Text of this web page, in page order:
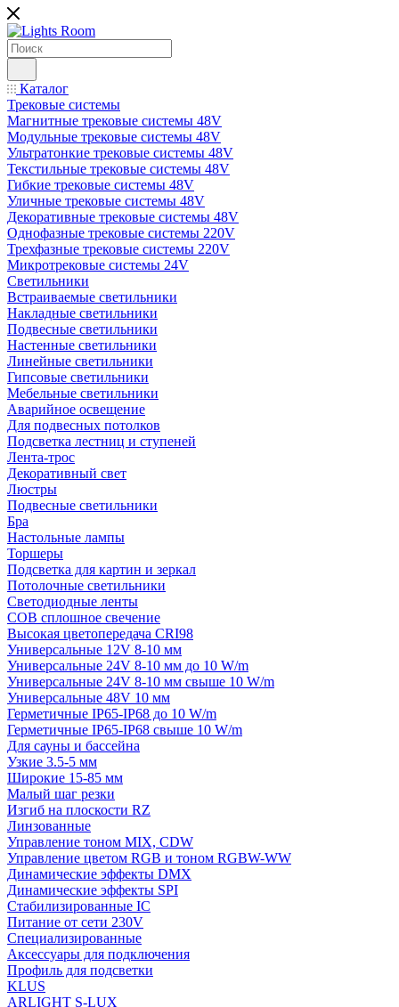
Каталог
Трековые системы
Магнитные трековые системы 48V
Модульные трековые системы 48V
Ультратонкие трековые системы 48V
Текстильные трековые системы 48V
Гибкие трековые системы 48V
Уличные трековые системы 48V
Декоративные трековые системы 48V
Однофазные трековые системы 220V
Трехфазные трековые системы 220V
Микротрековые системы 24V
Светильники
Встраиваемые светильники
Накладные светильники
Подвесные светильники
Настенные светильники
Линейные светильники
Гипсовые светильники
Мебельные светильники
Аварийное освещение
Для подвесных потолков
Подсветка лестниц и ступеней
Лента-трос
Декоративный свет
Люстры
Подвесные светильники
Бра
Настольные лампы
Торшеры
Подсветка для картин и зеркал
Потолочные светильники
Светодиодные ленты
COB сплошное свечение
Высокая цветопередача CRI98
Универсальные 12V 8-10 мм
Универсальные 24V 8-10 мм до 10 W/m
Универсальные 24V 8-10 мм свыше 10 W/m
Универсальные 48V 10 мм
Герметичные IP65-IP68 до 10 W/m
Герметичные IP65-IP68 свыше 10 W/m
Для сауны и бассейна
Узкие 3.5-5 мм
Широкие 15-85 мм
Малый шаг резки
Изгиб на плоскости RZ
Линзованные
Управление тоном MIX, CDW
Управление цветом RGB и тоном RGBW-WW
Динамические эффекты DMX
Динамические эффекты SPI
Стабилизированные IC
Питание от сети 230V
Специализированные
Аксессуары для подключения
Профиль для подсветки
KLUS
ARLIGHT S-LUX